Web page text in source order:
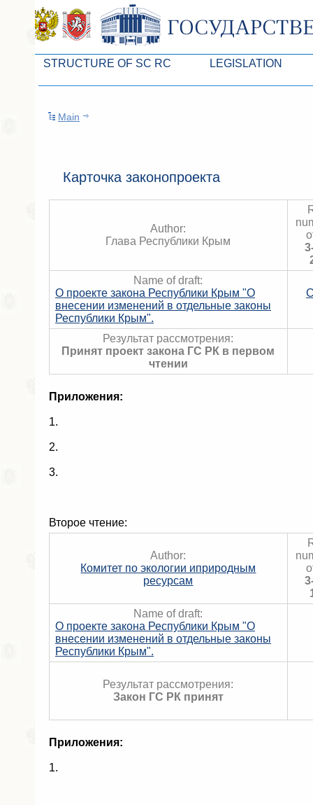
STRUCTURE OF SC RC
Presidium of SC ARC
Советники Председателя ГС РК
Управление делами ГС РК
Поиск депутата по округу
LEGISLATION
Схема
Статистика
Main
Карточка законопроекта
Author:
Глава Республики Крым
Name of draft:
О проекте закона Республики Крым "О
внесении изменений в отдельные законы
Республики Крым".
Результат рассмотрения:
Принят проект закона ГС РК в первом
чтении
Приложения:
1.
2.
3.
Второе чтение:
Author:
Комитет по экологии иприродным
ресурсам
Name of draft:
О проекте закона Республики Крым "О
внесении изменений в отдельные законы
Республики Крым".
Результат рассмотрения:
Закон ГС РК принят
Приложения:
1.